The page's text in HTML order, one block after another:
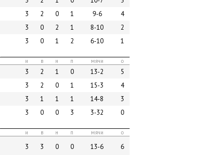
3 2 0 1 9-6
4
3 0 2 1 8-10
2
3 0 1 2 6-10 1
и
в н п мячи о
3 2 1 0 13-2
5
3 2 0 1 15-3
4
3 1 1 1 14-8
3
3 0 0 3 3-32 0
и
в н п мячи о
3 3 0 0 13-6 6